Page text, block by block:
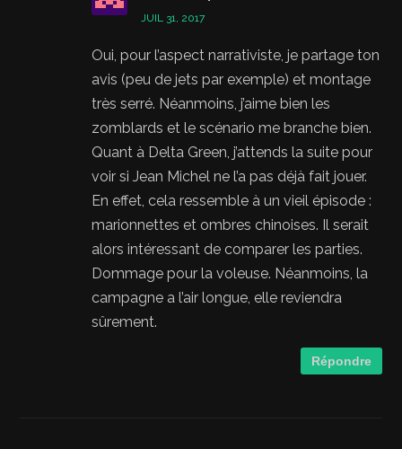
JUIL 31, 2017
Oui, pour l’aspect narrativiste, je partage ton
avis (peu de jets par exemple) et montage
très serré. Néanmoins, j’aime bien les
zomblards et le scénario me branche bien.
Quant à Delta Green, j’attends la suite pour
voir si Jean Michel ne l’a pas déjà fait jouer.
En effet, cela ressemble à un vieil épisode :
marionnettes et ombres chinoises. Il serait
alors intéressant de comparer les parties.
Dommage pour la voleuse. Néanmoins, la
campagne a l’air longue, elle reviendra
sûrement.
Répondre